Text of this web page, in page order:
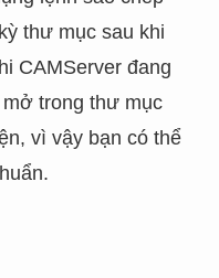
thư mục sau khi
CAMServer đang
trong thư mục
vì vậy bạn có thể